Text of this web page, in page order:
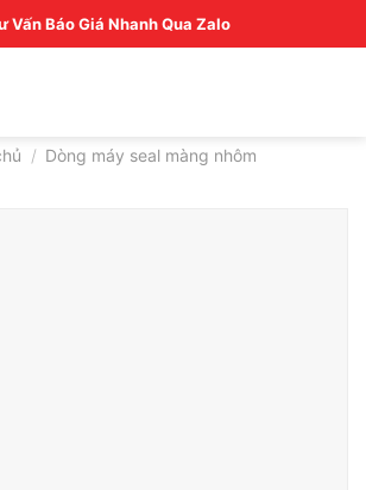
Hotline: 0326770772
/ Dòng máy seal màng nhôm
Vấn Báo Giá Nhanh Qua Zalo